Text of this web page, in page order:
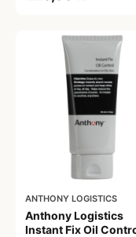
ANTHONY LOGISTICS
Anthony Logistics
Instant Fix Oil